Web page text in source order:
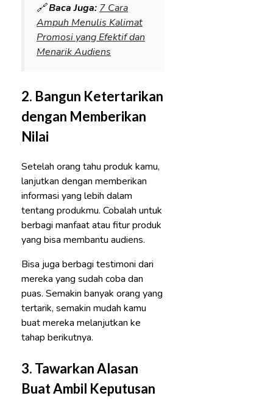
🔗Baca Juga: 7 Cara
Ampuh Menulis Kalimat
Promosi yang Efektif dan
Menarik Audiens
2. Bangun Ketertarikan
dengan Memberikan
Nilai
Setelah orang tahu produk kamu,
lanjutkan dengan memberikan
informasi yang lebih dalam
tentang produkmu. Cobalah untuk
berbagi manfaat atau fitur produk
yang bisa membantu audiens.
Bisa juga berbagi testimoni dari
mereka yang sudah coba dan
puas. Semakin banyak orang yang
tertarik, semakin mudah kamu
buat mereka melanjutkan ke
tahap berikutnya.
3. Tawarkan Alasan
Buat Ambil Keputusan